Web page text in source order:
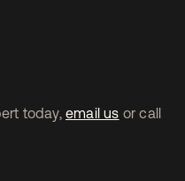
today, email us or call